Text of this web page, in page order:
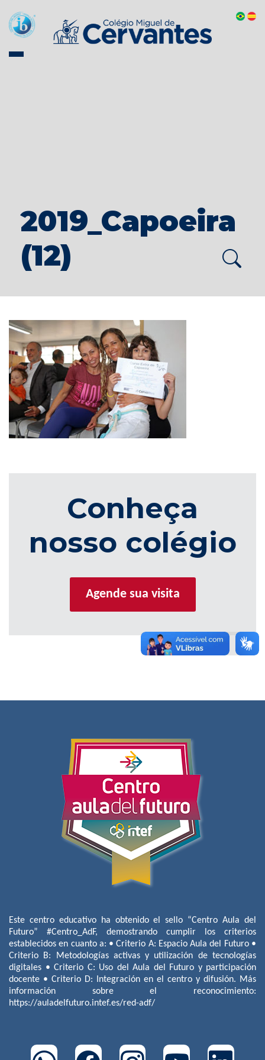
2019_Capoeira
(12)
Conheça
nosso colégio
Agende sua visita
Este centro educativo ha obtenido el sello “Centro Aula del
Futuro” #Centro_AdF, demostrando cumplir los criterios
establecidos en cuanto a: • Criterio A: Espacio Aula del Futuro •
Criterio B: Metodologías activas y utilización de tecnologías
digitales • Criterio C: Uso del Aula del Futuro y participación
docente • Criterio D: Integración en el centro y difusión. Más
información sobre el reconocimiento:
https://auladelfuturo.intef.es/red-adf/